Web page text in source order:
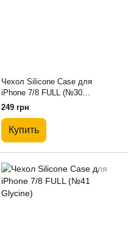
Чехол Silicone Case для
iPhone 7/8 FULL (№30
Ultraviolet)
249 грн
Купить